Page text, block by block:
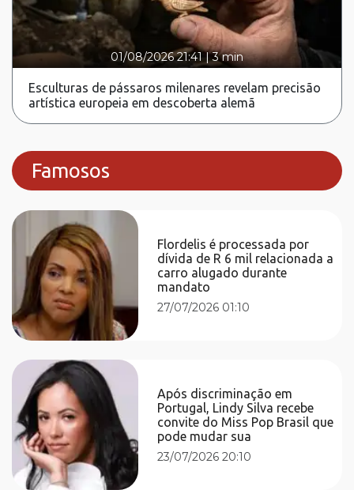
01/08/2026 21:41 |3 min
Esculturas de pássaros milenares revelam precisão
artística europeia em descoberta alemã
Famosos
Flordelis é processada por
dívida de R 6 mil relacionada a
carro alugado durante
mandato
27/07/2026 01:10
Após discriminação em
Portugal, Lindy Silva recebe
convite do Miss Pop Brasil que
pode mudar sua
23/07/2026 20:10